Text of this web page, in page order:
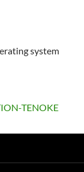
system
TENOKE